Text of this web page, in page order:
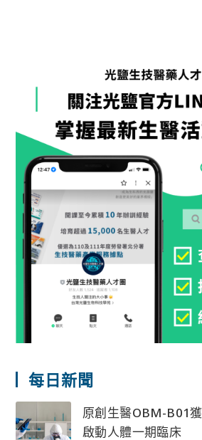
每日新聞
原創生醫OBM-B01
啟動人體一期臨床